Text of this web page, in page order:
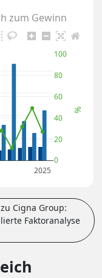
zum Gewinn
2025
0
20
40
60
80
100
%
Cigna Group:
Faktoranalyse